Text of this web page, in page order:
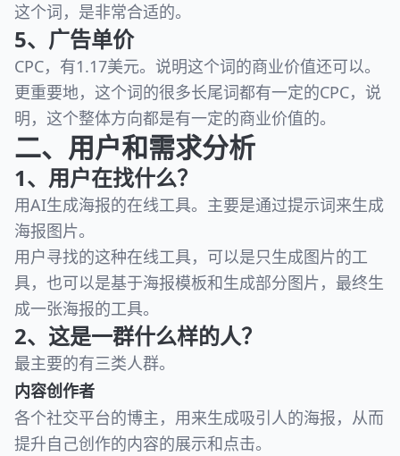
这个词，是非常合适的。
5、广告单价
CPC，有1.17美元。说明这个词的商业价值还可以。
更重要地，这个词的很多长尾词都有一定的CPC，说
明，这个整体方向都是有一定的商业价值的。
二、用户和需求分析
1、用户在找什么？
用AI生成海报的在线工具。主要是通过提示词来生成
海报图片。
用户寻找的这种在线工具，可以是只生成图片的工
具，也可以是基于海报模板和生成部分图片，最终生
成一张海报的工具。
2、这是一群什么样的人？
最主要的有三类人群。
内容创作者
各个社交平台的博主，用来生成吸引人的海报，从而
提升自己创作的内容的展示和点击。